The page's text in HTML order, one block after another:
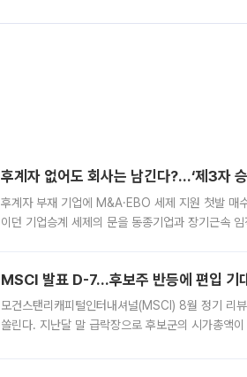
후계자 없어도 회사는 남긴다?…‘제3자
후계자 부재 기업에 M&A·EBO 세제 지원 첫발 매
이던 기업승계 세제의 문을 동종기업과 장기근속
MSCI 발표 D-7…후보주 반등에 편입 기
모건스탠리캐피털인터내셔널(MSCI) 8월 정기 리
쏠린다. 지난달 말 급락장으로 후보군의 시가총액